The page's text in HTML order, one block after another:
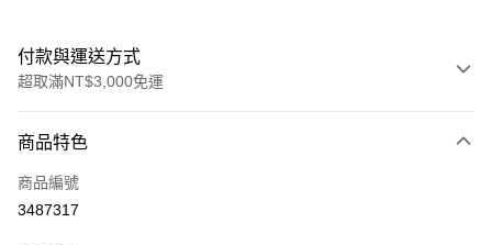
付款與運送方式
超取滿NT$3,000免運
信用卡一次付款
超商取貨付款
商品特色
商品編號
3487317